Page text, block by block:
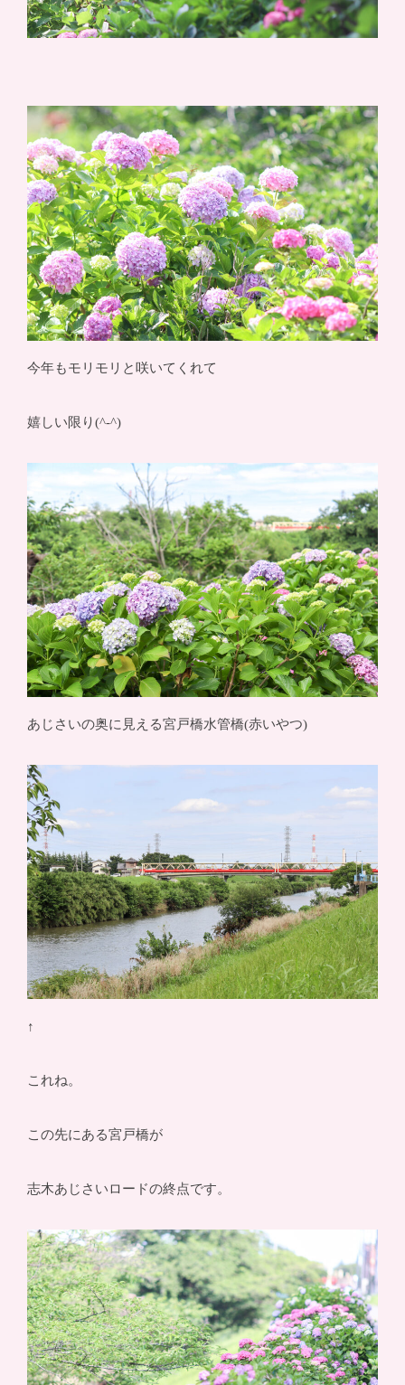
今年もモリモリと咲いてくれて
嬉しい限り(^-^)
あじさいの奥に見える宮戸橋水管橋(赤いやつ)
↑
これね。
この先にある宮戸橋が
志木あじさいロードの終点です。